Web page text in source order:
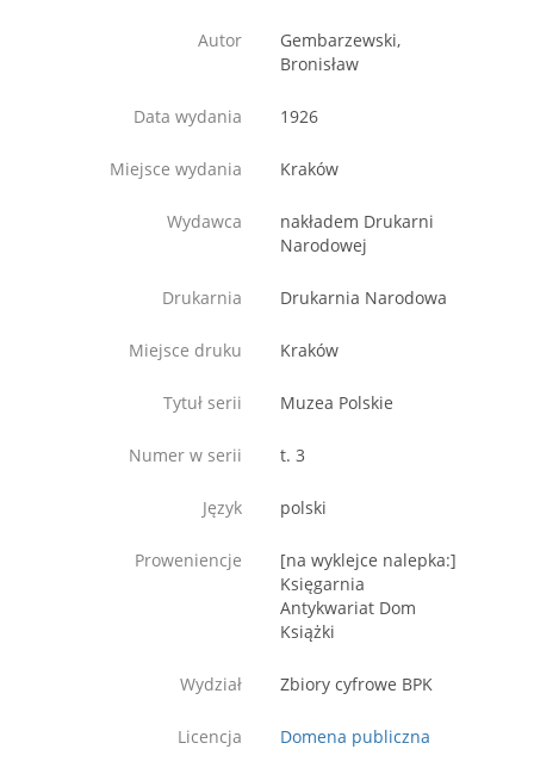
Autor
Gembarzewski,
Bronisław
Data wydania 1926
Miejsce wydania Kraków
Wydawca
nakładem Drukarni
Narodowej
Drukarnia Drukarnia Narodowa
Miejsce druku Kraków
Tytuł serii Muzea Polskie
Numer w serii t. 3
Język polski
Proweniencje
[na wyklejce nalepka:]
Księgarnia
Antykwariat Dom
Książki
Wydział Zbiory cyfrowe BPK
Licencja Domena publiczna